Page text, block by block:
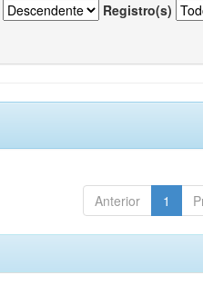
Registro(s)
Anterior 1